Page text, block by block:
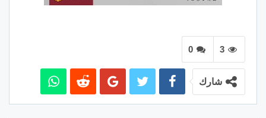
0 3
شارك